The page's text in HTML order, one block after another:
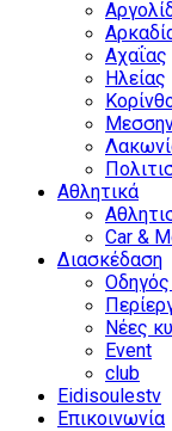
Αχαΐας
Ηλείας
Αθλητικά
Car &
Διασκέδαση
Νέες
Event
club
Eidisoulestv
Επικοινωνία